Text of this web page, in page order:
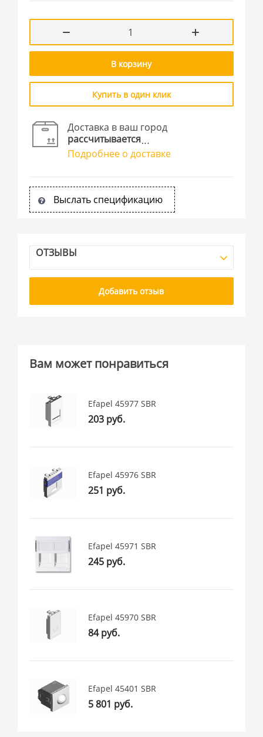
В корзину
Купить в один клик
Доставка в ваш город
рассчитывается
Подробнее о доставке
Выслать спецификацию
ОТЗЫВЫ
Добавить отзыв
Вам может понравиться
Efapel 45977 SBR
203 руб.
Efapel 45976 SBR
251 руб.
Efapel 45971 SBR
245 руб.
Efapel 45970 SBR
84 руб.
Efapel 45401 SBR
5 801 руб.